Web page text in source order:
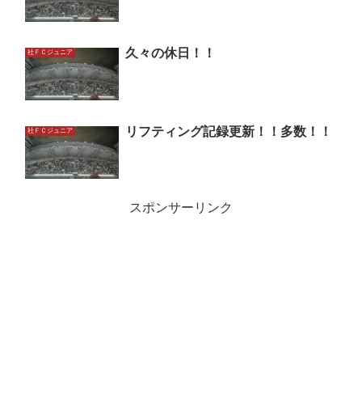
社ＦＣジュニア 久々の休日！！
社ＦＣジュニア リフティング記録更新！！多数！！
スポンサーリンク